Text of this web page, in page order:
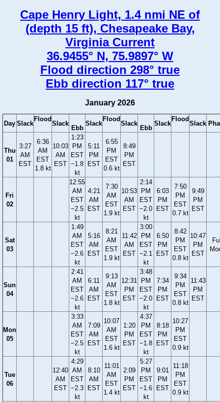
Cape Henry Light, 1.4 nmi NE of
(depth 15 ft), Chesapeake Bay,
Virginia Current
36.9455° N, 75.9897° W
Flood direction 298° true
Ebb direction 117° true
January 2026
Day Slack
Flood
Slack
Ebb
Slack
Flood
Slack
Ebb
Slack
Flood
Slack
Thu
01
3:27
AM
EST
6:36
AM
EST
1.8 kt
10:03
AM
EST
1:23
PM
EST
−1.8
kt
5:11
PM
EST
6:55
PM
EST
0.6 kt
8:49
PM
EST
Fri
02
12:55
AM
EST
−2.5
kt
4:21
AM
EST
7:30
AM
EST
1.9 kt
10:53
AM
EST
2:14
PM
EST
−2.0
kt
6:03
PM
EST
7:50
PM
EST
0.7 kt
9:49
PM
EST
Sat
03
1:49
AM
EST
−2.6
kt
5:16
AM
EST
8:21
AM
EST
1.9 kt
11:42
AM
EST
3:00
PM
EST
−2.1
kt
6:50
PM
EST
8:42
PM
EST
0.8 kt
10:47
PM
EST
Sun
04
2:41
AM
EST
−2.6
kt
6:11
AM
EST
9:13
AM
EST
1.8 kt
12:31
PM
EST
3:48
PM
EST
−2.0
kt
7:34
PM
EST
9:34
PM
EST
0.8 kt
11:43
PM
EST
Mon
05
3:33
AM
EST
−2.5
kt
7:09
AM
EST
10:07
AM
EST
1.6 kt
1:20
PM
EST
4:37
PM
EST
−1.8
kt
8:18
PM
EST
10:27
PM
EST
0.9 kt
Tue
06
12:40
AM
EST
4:29
AM
EST
−2.3
kt
8:10
AM
EST
11:01
AM
EST
1.4 kt
2:09
PM
EST
5:27
PM
EST
−1.6
kt
9:01
PM
EST
11:18
PM
EST
0.9 kt